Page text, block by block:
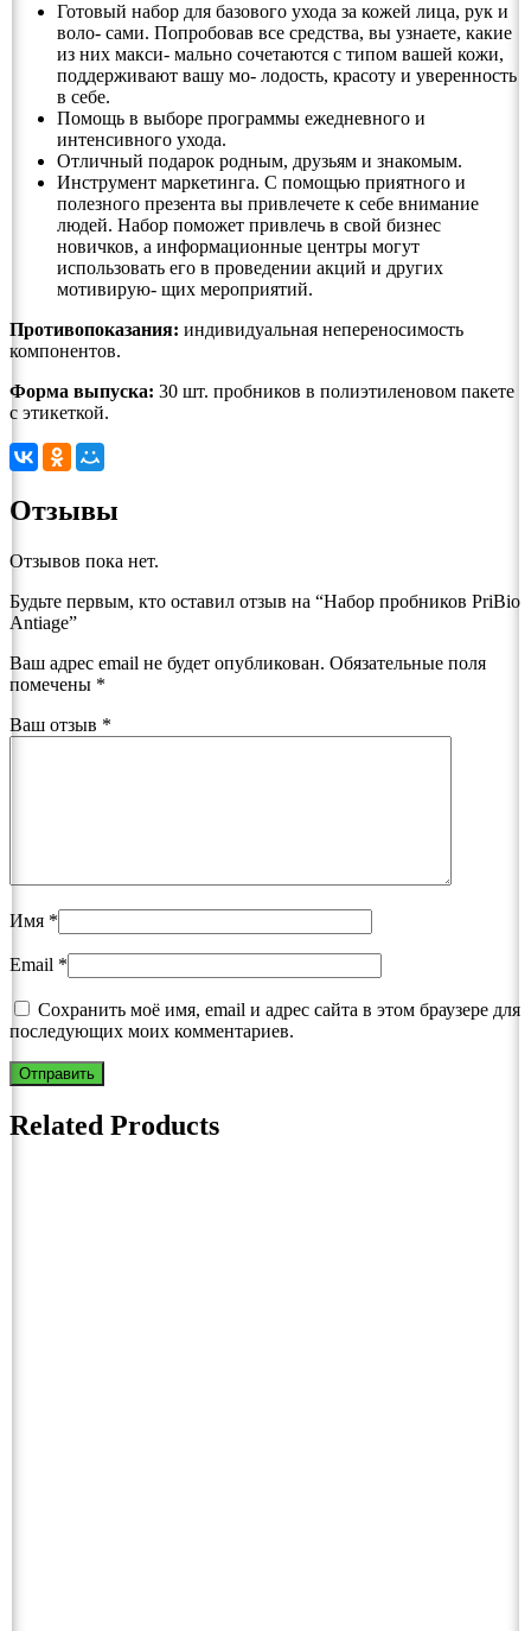
Готовый набор для базового ухода за кожей лица, рук и
воло- сами. Попробовав все средства, вы узнаете, какие
из них макси- мально сочетаются с типом вашей кожи,
поддерживают вашу мо- лодость, красоту и уверенность
в себе.
Помощь в выборе программы ежедневного и
интенсивного ухода.
Отличный подарок родным, друзьям и знакомым.
Инструмент маркетинга. С помощью приятного и
полезного презента вы привлечете к себе внимание
людей. Набор поможет привлечь в свой бизнес
новичков, а информационные центры могут
использовать его в проведении акций и других
мотивирую- щих мероприятий.
Противопоказания: индивидуальная непереносимость
компонентов.
Форма выпуска: 30 шт. пробников в полиэтиленовом пакете
с этикеткой.
Отзывы
Отзывов пока нет.
Будьте первым, кто оставил отзыв на “Набор пробников PriBio
Antiage”
Ваш адрес email не будет опубликован. Обязательные поля
помечены *
Ваш отзыв *
Имя *
Email *
Сохранить моё имя, email и адрес сайта в этом браузере для
последующих моих комментариев.
Related Products